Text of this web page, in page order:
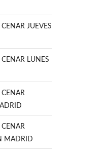
JUEVES
LUNES
MADRID